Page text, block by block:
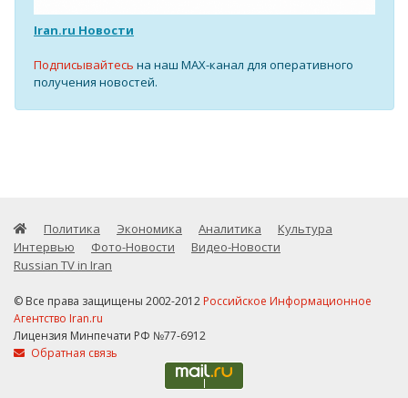
Iran.ru Новости
Подписывайтесь на наш MAX-канал для оперативного
получения новостей.
Политика Экономика Аналитика
Культура
Интервью
Фото-Новости
Видео-Новости
Russian TV in Iran
© Все права защищены 2002-2012 Российское Информационное
Агентство Iran.ru
Лицензия Минпечати РФ №77-6912
Обратная связь